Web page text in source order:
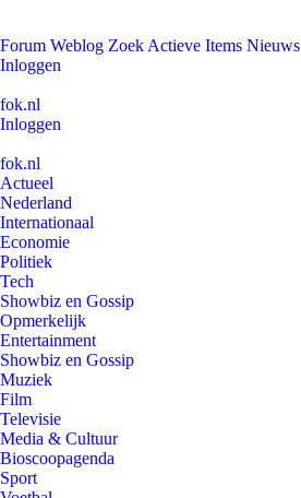
Forum Weblog Zoek Actieve Items Nieuws
Inloggen
fok.nl
Inloggen
fok.nl
Actueel
Nederland
Internationaal
Economie
Politiek
Tech
Showbiz en Gossip
Opmerkelijk
Entertainment
Showbiz en Gossip
Muziek
Film
Televisie
Media & Cultuur
Bioscoopagenda
Sport